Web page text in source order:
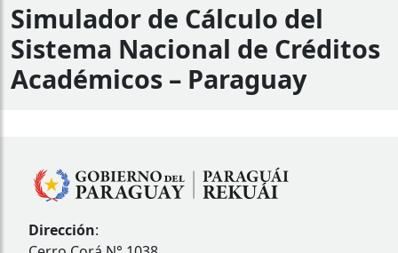
Simulador de Cálculo del
Sistema Nacional de Créditos
Académicos – Paraguay
Dirección: